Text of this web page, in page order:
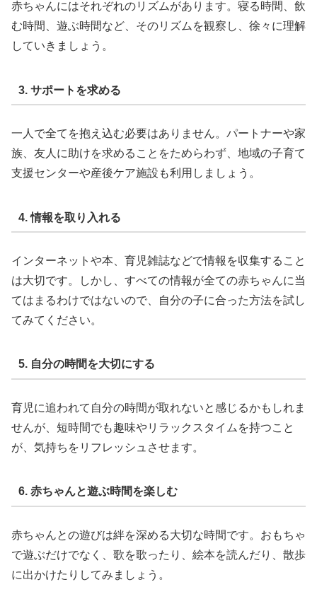
赤ちゃんにはそれぞれのリズムがあります。寝る時間、飲
む時間、遊ぶ時間など、そのリズムを観察し、徐々に理解
していきましょう。
3. サポートを求める
一人で全てを抱え込む必要はありません。パートナーや家
族、友人に助けを求めることをためらわず、地域の子育て
支援センターや産後ケア施設も利用しましょう。
4. 情報を取り入れる
インターネットや本、育児雑誌などで情報を収集すること
は大切です。しかし、すべての情報が全ての赤ちゃんに当
てはまるわけではないので、自分の子に合った方法を試し
てみてください。
5. 自分の時間を大切にする
育児に追われて自分の時間が取れないと感じるかもしれま
せんが、短時間でも趣味やリラックスタイムを持つこと
が、気持ちをリフレッシュさせます。
6. 赤ちゃんと遊ぶ時間を楽しむ
赤ちゃんとの遊びは絆を深める大切な時間です。おもちゃ
で遊ぶだけでなく、歌を歌ったり、絵本を読んだり、散歩
に出かけたりしてみましょう。